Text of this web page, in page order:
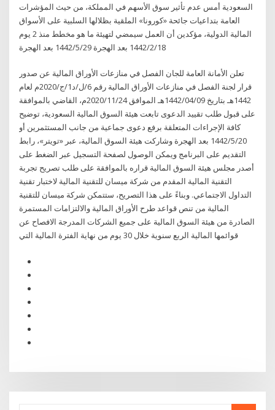
السعودية أمس عدم تأثير سوق الأسهم في المملكة، من حيث المؤشرات
العامة بتداعيات جائحة «كورونا» الملقية بظلالها السلبية على الأسواق
المالية الدولية، مؤكدين أن العمل سيمضي لتهيئة ما هو مخطط منذ 2 يوم
18‏‏/2‏‏/1442 بعد الهجرة 29‏‏/5‏‏/1442 بعد الهجرة
تعلن الأمانة العامة للجان الفصل في منازعات الأوراق المالية عن صدور
قرار لجنة الفصل في منازعات الأوراق المالية رقم 6/ل/د1/ج/2020م لعام
1442هـ بتاريخ 1442/04/09هـ الموافق 2020/11/24م، القاضي بالموافقة
على قبول طلب تقييد الدعوى تابعت هيئة السوق المالية السعودية، توضيح
كافة الإجراءات المتعلقة برفع دعوى جماعية من جانب المستثمرين أو
20‏‏/5‏‏/1442 بعد الهجرة وشاركت هيئة السوق المالية، عبر «تويتر»، رابط
التقديم على البرنامج ويمكن الوصول لصفحة التسجيل عبر الضغط على
أصدر مجلس هيئة السوق المالية قراره بالموافقة على طلب تصريح تجربة
التقنية المالية المقدم من شركة ميسان للتقنية المالية لاختبار تقنية
التداول الاجتماعي. وبناءً على هذا التصريح، ستتمكن شركة ميسان للتقنية
المالية من تنص قواعد طرح الأوراق المالية والالتزامات المستمرة
الصادرة من هيئة السوق المالية على جميع الشركات المدرجة الافصاح عن
قوائمها المالية الربع سنوية خلال 30 يوم من نهاية الفترة المالية التي